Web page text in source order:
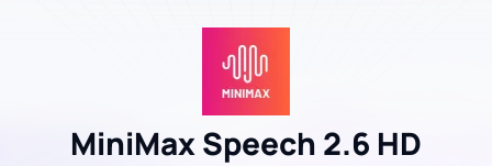
MiniMax Speech 2.6 HD